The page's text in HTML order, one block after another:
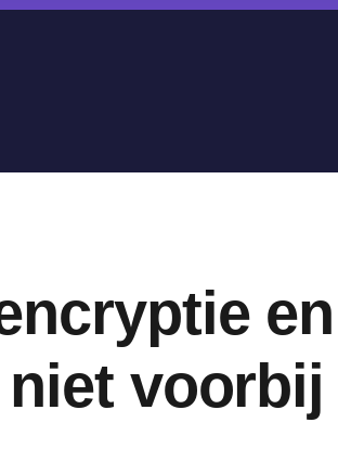
en
voorbij